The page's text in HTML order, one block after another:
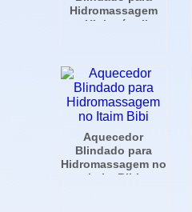
Hidromassagem
em Higienópolis -
Aquecedor
Blindado para
Hidromassagem no
Itaim Bibi